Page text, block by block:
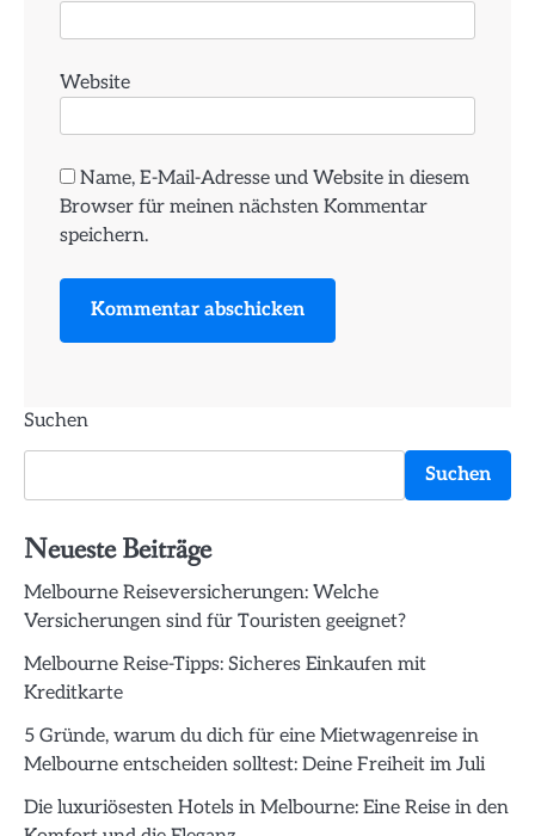
Website
Name, E-Mail-Adresse und Website in diesem
Browser für meinen nächsten Kommentar
speichern.
Suchen
Suchen
Neueste Beiträge
Melbourne Reiseversicherungen: Welche
Versicherungen sind für Touristen geeignet?
Melbourne Reise-Tipps: Sicheres Einkaufen mit
Kreditkarte
5 Gründe, warum du dich für eine Mietwagenreise in
Melbourne entscheiden solltest: Deine Freiheit im Juli
Die luxuriösesten Hotels in Melbourne: Eine Reise in den